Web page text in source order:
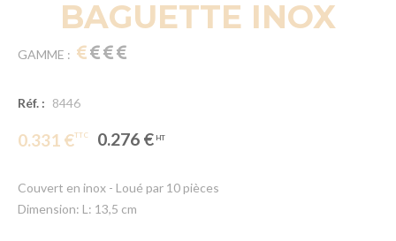
BAGUETTE INOX
GAMME :
Réf. : 8446
0.331 € 0.276 €
Couvert en inox - Loué par 10 pièces
Dimension: L: 13,5 cm